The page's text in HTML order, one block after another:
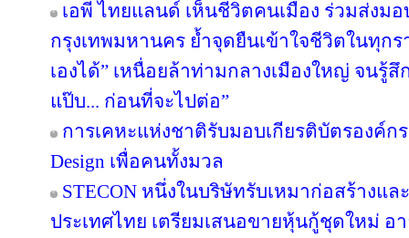
เอพี ไทยแลนด์ เห็นชีวิตคนเมือง ร่วมส่งมอ
กรุงเทพมหานคร ย้ำจุดยืนเข้าใจชีวิตในทุกร
เองได้” เหนื่อยล้าท่ามกลางเมืองใหญ่ จนรู้
แป๊บ... ก่อนที่จะไปต่อ”
การเคหะแห่งชาติรับมอบเกียรติบัตรองค์ก
Design เพื่อคนทั้งมวล
STECON หนึ่งในบริษัทรับเหมาก่อสร้างแ
ประเทศไทย เตรียมเสนอขายหุ้นกู้ชุดใหม่ อ